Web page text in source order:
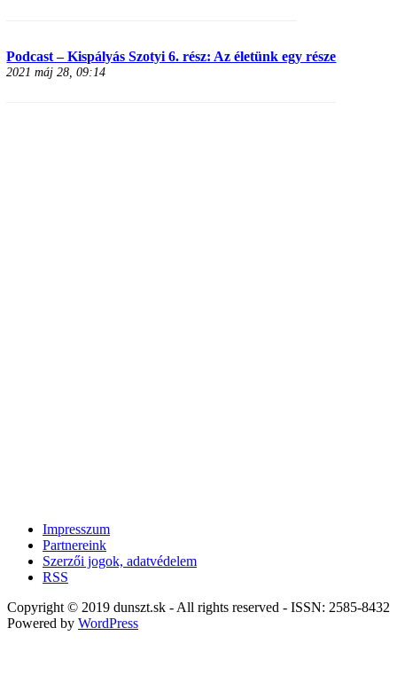
Podcast – Kispályás Szotyi 6. rész: Az életünk egy része
2021 máj 28, 09:14
Impresszum
Partnereink
Szerzői jogok, adatvédelem
RSS
Copyright © 2019 dunszt.sk - All rights reserved - ISSN: 2585-8432
Powered by WordPress